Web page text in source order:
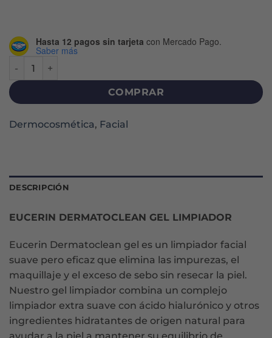
Hasta 12 pagos sin tarjeta con Mercado Pago.
Saber más
COMPRAR
Dermocosmética, Facial
DESCRIPCIÓN
EUCERIN DERMATOCLEAN GEL LIMPIADOR
Eucerin Dermatoclean gel es un limpiador facial
suave pero eficaz que elimina las impurezas, el
maquillaje y el exceso de sebo sin resecar la piel.
Nuestro gel limpiador combina un complejo
limpiador extra suave con ácido hialurónico y otros
ingredientes hidratantes de origen natural para